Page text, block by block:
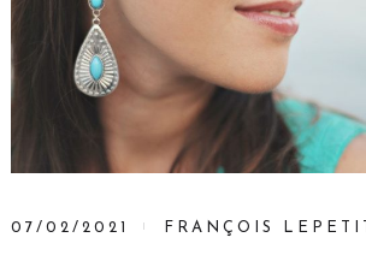
07/02/2021 FRANÇOIS